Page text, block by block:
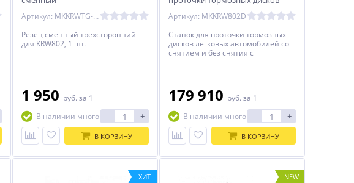
Артикул: MKKRWTG-03
Резец сменный трехсторонний
для KRW802, 1 шт.
1 950 руб. за 1
В наличии много
- +
В КОРЗИНУ
легковых автомобилей со
снятием и без
Артикул: MKKRW802D
Станок для проточки тормозных
дисков легковых автомобилей со
снятием и без снятия с
179 910 руб. за 1
В наличии много
- +
В КОРЗИНУ
ХИТ
NEW